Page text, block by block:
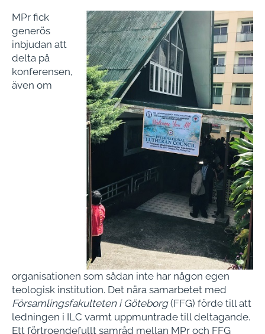
MPr fick
generös
inbjudan att
delta på
konferensen,
även om
organisationen som sådan inte har någon egen
teologisk institution. Det nära samarbetet med
Församlingsfakulteten i Göteborg(FFG) förde till att
ledningen i ILC varmt uppmuntrade till deltagande.
Ett förtroendefullt samråd mellan MPr och FFG